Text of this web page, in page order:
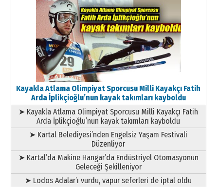
Kayakla Atlama Olimpiyat Sporcusu Milli Kayakçı Fatih
Arda İplikçioğlu’nun kayak takımları kayboldu
➤ Kayakla Atlama Olimpiyat Sporcusu Milli Kayakçı Fatih
Arda İplikçioğlu’nun kayak takımları kayboldu
➤ Kartal Belediyesi’nden Engelsiz Yaşam Festivali
Düzenliyor
➤ Kartal’da Makine Hangar’da Endüstriyel Otomasyonun
Geleceği Şekilleniyor
➤ Lodos Adalar’ı vurdu, vapur seferleri de iptal oldu